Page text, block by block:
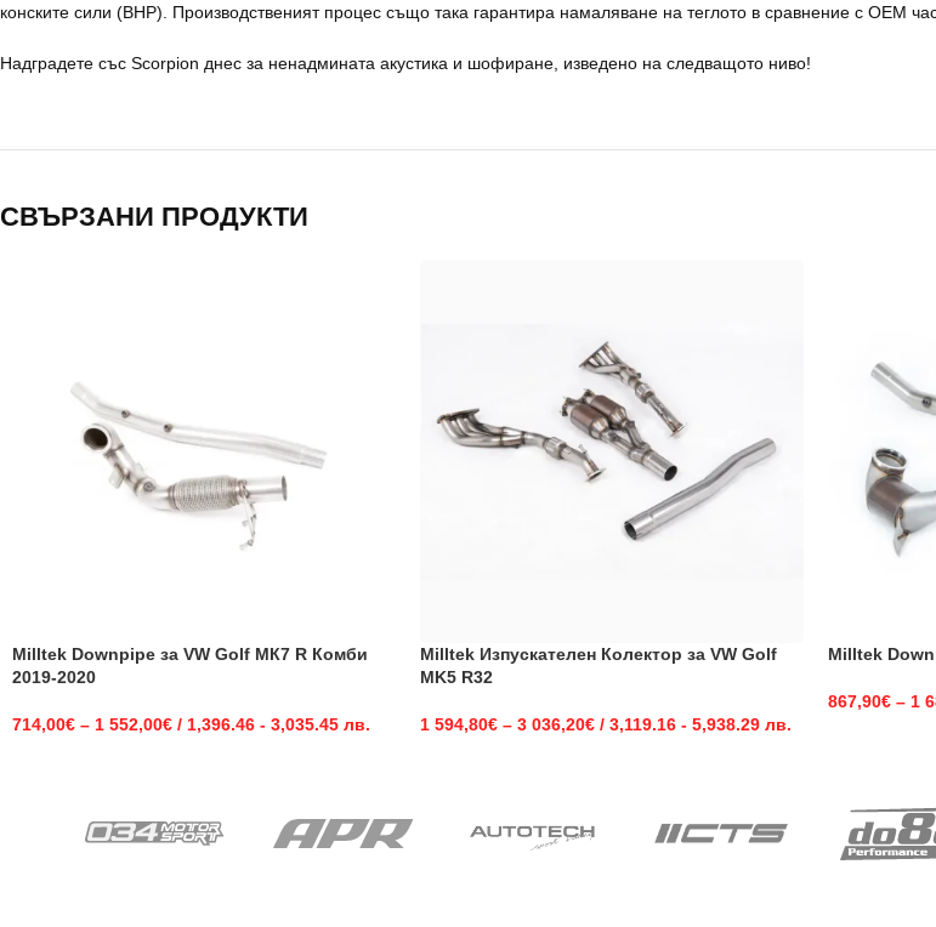
конските сили (BHP). Производственият процес също така гарантира намаляване на теглото в сравнение с OEM
Надградете със Scorpion днес за ненадмината акустика и шофиране, изведено на следващото ниво!
СВЪРЗАНИ ПРОДУКТИ
Milltek Downpipe за VW Golf MК7 R Комби
2019-2020
714,00€ – 1 552,00€ / 1,396.46 - 3,035.45 лв.
Milltek Изпускателен Колектор за VW Golf
MK5 R32
1 594,80€ – 3 036,20€ / 3,119.16 - 5,938.29 лв.
Milltek
867,90€ – 1